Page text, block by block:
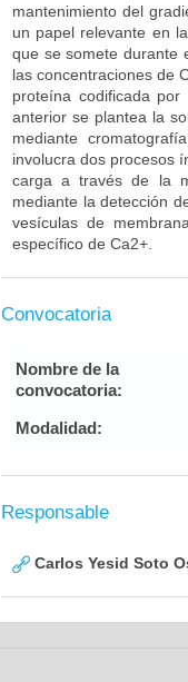
mantenimiento del
un papel relevante en
que se somete durante
las concentraciones de
proteína codificada
anterior se plantea la
mediante
involucra dos procesos
carga a través de la
mediante la detección
vesículas de
específico de Ca2+.
Convocatoria
Nombre de la
convocatoria:
Modalidad:
Responsable
Carlos Yesid Soto